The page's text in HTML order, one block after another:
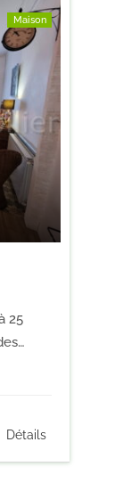
Maison
25
6Détails